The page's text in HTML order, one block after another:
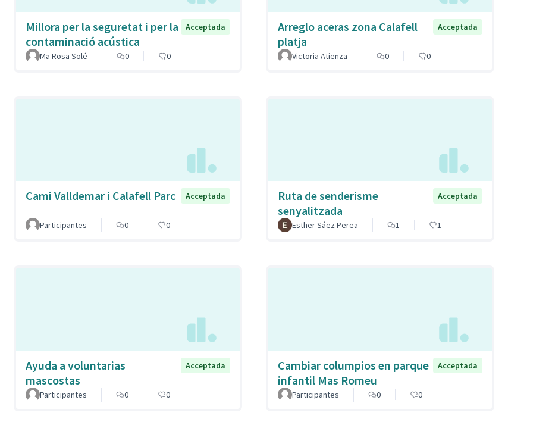
Millora per la seguretat i per la
contaminació acústica
Acceptada
Ma Rosa Solé 0 0
Arreglo aceras zona Calafell
platja
Acceptada
Victoria Atienza 0 0
Cami Valldemar i Calafell Parc Acceptada
Participantes 0 0
Ruta de senderisme
senyalitzada
Acceptada
Esther Sáez Perea 1 1
Ayuda a voluntarias
mascostas
Acceptada
Participantes 0 0
Cambiar columpios en parque
infantil Mas Romeu
Acceptada
Participantes 0 0